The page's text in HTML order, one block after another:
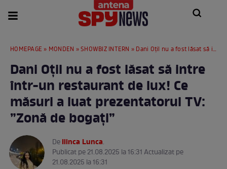
HOMEPAGE » MONDEN »SHOWBIZ INTERN » Dani Oțil nu a fost lăsat să intre într-un restaurant de lux! Ce măsuri a luat prezentatorul TV: ”Zonă de bogați”
Dani Oțil nu a fost lăsat să intre
într-un restaurant de lux! Ce
măsuri a luat prezentatorul TV:
”Zonă de bogați”
DeIlinca Lunca.
Publicat pe 21.08.2025 la 16:31 Actualizat pe
21.08.2025 la 16:31